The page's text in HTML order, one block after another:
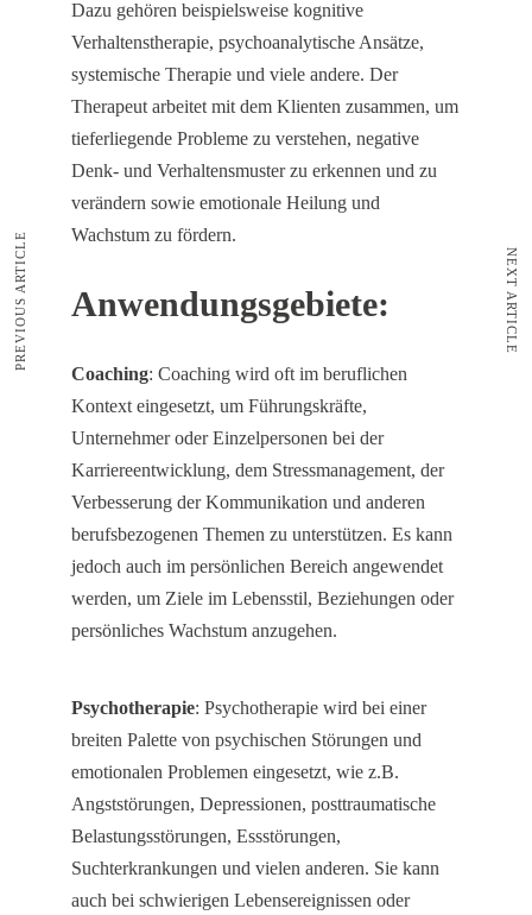
Dazu gehören beispielsweise kognitive
Verhaltenstherapie, psychoanalytische Ansätze,
systemische Therapie und viele andere. Der
Therapeut arbeitet mit dem Klienten zusammen, um
tieferliegende Probleme zu verstehen, negative
Denk- und Verhaltensmuster zu erkennen und zu
verändern sowie emotionale Heilung und
Wachstum zu fördern.
Anwendungsgebiete:
Coaching: Coaching wird oft im beruflichen
Kontext eingesetzt, um Führungskräfte,
Unternehmer oder Einzelpersonen bei der
Karriereentwicklung, dem Stressmanagement, der
Verbesserung der Kommunikation und anderen
berufsbezogenen Themen zu unterstützen. Es kann
jedoch auch im persönlichen Bereich angewendet
werden, um Ziele im Lebensstil, Beziehungen oder
persönliches Wachstum anzugehen.
Psychotherapie: Psychotherapie wird bei einer
breiten Palette von psychischen Störungen und
emotionalen Problemen eingesetzt, wie z.B.
Angststörungen, Depressionen, posttraumatische
Belastungsstörungen, Essstörungen,
Suchterkrankungen und vielen anderen. Sie kann
auch bei schwierigen Lebensereignissen oder
PREVIOUS ARTICLE NEXT ARTICLE